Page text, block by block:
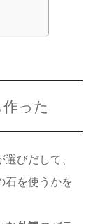
った
びだして、
石を使うかを